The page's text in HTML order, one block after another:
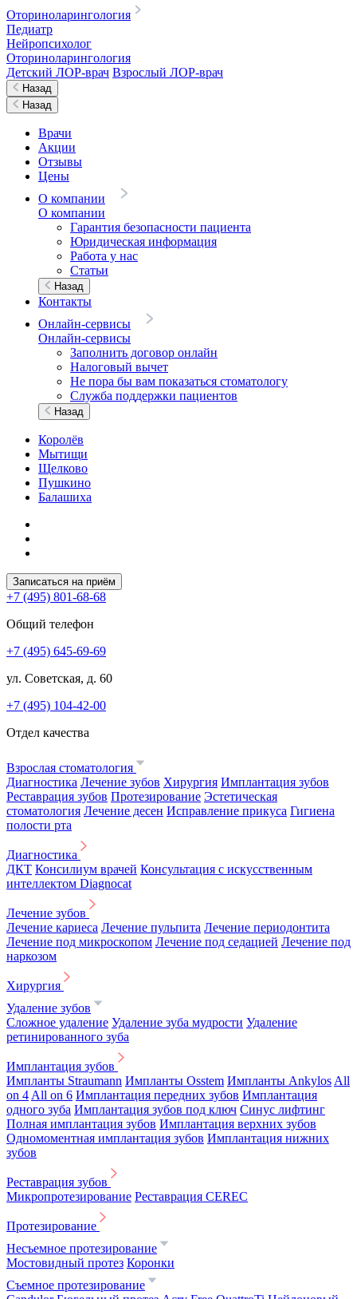
Оториноларингология
Педиатр
Нейропсихолог
Оториноларингология
Детский ЛОР-врач Взрослый ЛОР-врач
Назад
Назад
Врачи
Акции
Отзывы
Цены
О компании
О компании
Гарантия безопасности пациента
Юридическая информация
Работа у нас
Статьи
Назад
Контакты
Онлайн-сервисы
Онлайн-сервисы
Заполнить договор онлайн
Налоговый вычет
Не пора бы вам показаться стоматологу
Служба поддержки пациентов
Назад
Королёв
Мытищи
Щелково
Пушкино
Балашиха
Записаться на приём
+7 (495) 801-68-68
Общий телефон
+7 (495) 645-69-69
ул. Советская, д. 60
+7 (495) 104-42-00
Отдел качества
Взрослая стоматология
Диагностика Лечение зубов Хирургия Имплантация зубов
Реставрация зубов Протезирование Эстетическая
стоматология Лечение десен Исправление прикуса Гигиена
полости рта
Диагностика
ДКТ Консилиум врачей Консультация с искусственным
интеллектом Diagnocat
Лечение зубов
Лечение кариеса Лечение пульпита Лечение периодонтита
Лечение под микроскопом Лечение под седацией Лечение под
наркозом
Хирургия
Удаление зубов
Сложное удаление Удаление зуба мудрости Удаление
ретинированного зуба
Имплантация зубов
Импланты Straumann Импланты Osstem Импланты Ankylos All
on 4 All on 6 Имплантация передних зубов Имплантация
одного зуба Имплантация зубов под ключ Синус лифтинг
Полная имплантация зубов Имплантация верхних зубов
Одномоментная имплантация зубов Имплантация нижних
зубов
Реставрация зубов
Микропротезирование Реставрация CEREC
Протезирование
Несъемное протезирование
Мостовидный протез Коронки
Съемное протезирование